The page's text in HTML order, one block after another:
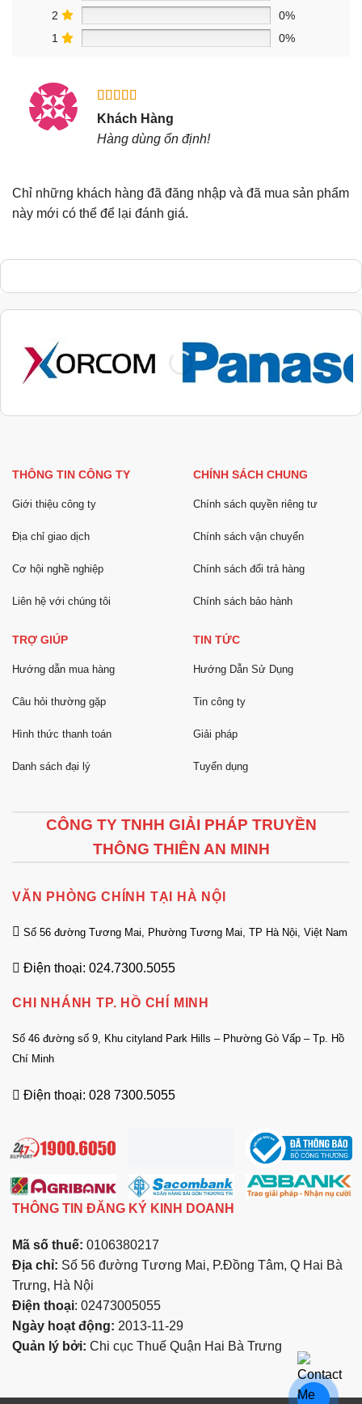
2
0%
1
0%
Được xếp
hạng55
sao
Khách Hàng
Hàng dùng ổn định!
Chỉ những khách hàng đã đăng nhập và đã mua sản phẩm
này mới có thể để lại đánh giá.
THÔNG TIN CÔNG TY
Giới thiệu công ty
Địa chỉ giao dịch
Cơ hội nghề nghiệp
Liên hệ với chúng tôi
CHÍNH SÁCH CHUNG
Chính sách quyền riêng tư
Chính sách vận chuyển
Chính sách đổi trả hàng
Chính sách bảo hành
TRỢ GIÚP
Hướng dẫn mua hàng
Câu hỏi thường gặp
Hình thức thanh toán
Danh sách đại lý
TIN TỨC
Hướng Dẫn Sử Dụng
Tin công ty
Giải pháp
Tuyển dụng
CÔNG TY TNHH GIẢI PHÁP TRUYỀN
THÔNG THIÊN AN MINH
VĂN PHÒNG CHÍNH TẠI HÀ NỘI
Số 56 đường Tương Mai, Phường Tương Mai, TP Hà Nội, Việt Nam
Điện thoại: 024.7300.5055
CHI NHÁNH TP. HỒ CHÍ MINH
Số 46 đường số 9, Khu cityland Park Hills – Phường Gò Vấp – Tp. Hồ
Chí Minh
Điện thoại: 028 7300.5055
THÔNG TIN ĐĂNG KÝ KINH DOANH
Mã số thuế: 0106380217
Địa chỉ: Số 56 đường Tương Mai, P.Đồng Tâm, Q Hai Bà
Trưng, Hà Nội
Điện thoại: 02473005055
Ngày hoạt động: 2013-11-29
Quản lý bởi: Chi cục Thuế Quận Hai Bà Trưng